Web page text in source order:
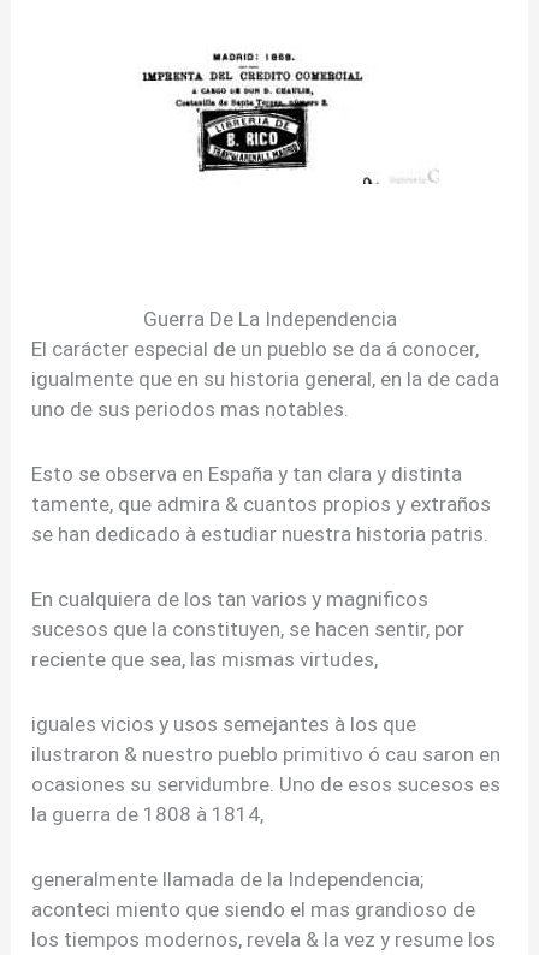
Guerra De La Independencia
El carácter especial de un pueblo se da á conocer,
igualmente que en su historia general, en la de cada
uno de sus periodos mas notables.
Esto se observa en España y tan clara y distinta
tamente, que admira & cuantos propios y extraños
se han dedicado à estudiar nuestra historia patris.
En cualquiera de los tan varios y magnificos
sucesos que la constituyen, se hacen sentir, por
reciente que sea, las mismas virtudes,
iguales vicios y usos semejantes à los que
ilustraron & nuestro pueblo primitivo ó cau saron en
ocasiones su servidumbre. Uno de esos sucesos es
la guerra de 1808 à 1814,
generalmente llamada de la Independencia;
aconteci miento que siendo el mas grandioso de
los tiempos modernos, revela & la vez y resume los